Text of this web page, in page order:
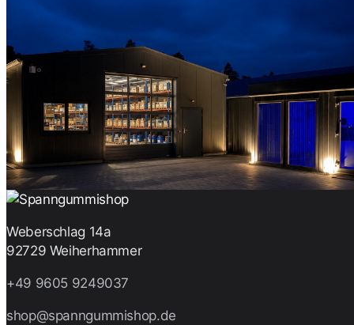
Weberschlag 14a
92729 Weiherhammer
+49 9605 9249037
shop@spanngummishop.de